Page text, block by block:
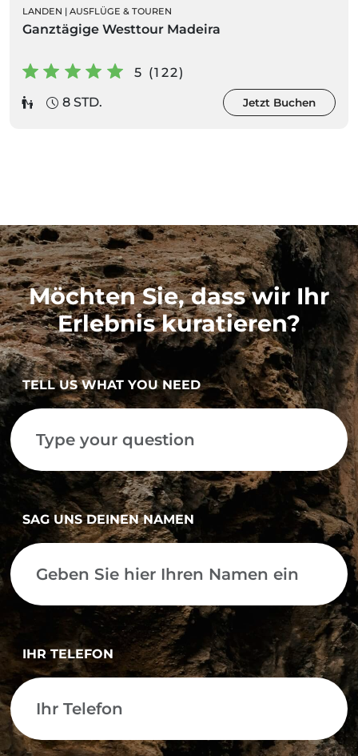
LANDEN | AUSFLÜGE & TOUREN
Ganztägige Westtour Madeira
5 (122)
8 STD.
Jetzt Buchen
Möchten Sie, dass wir Ihr
Erlebnis kuratieren?
TELL US WHAT YOU NEED
SAG UNS DEINEN NAMEN
IHR TELEFON